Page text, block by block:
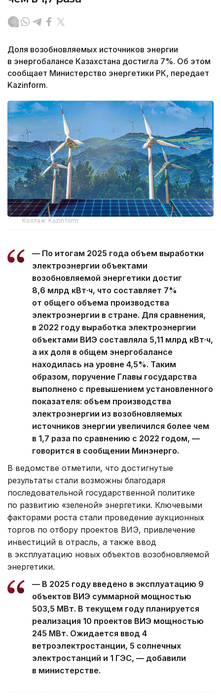
Доля возобновляемых источников энергии
в энергобалансе Казахстана достигла 7%. Об этом
сообщает Министерство энергетики РК, передает
Kazinform.
Коллаж: Kazinform
— По итогам 2025 года объем выработки
электроэнергии объектами
возобновляемой энергетики достиг
8,6 млрд кВт·ч, что составляет 7%
от общего объема производства
электроэнергии в стране. Для сравнения,
в 2022 году выработка электроэнергии
объектами ВИЭ составляла 5,11 млрд кВт·ч,
а их доля в общем энергобалансе
находилась на уровне 4,5%. Таким
образом, поручение Главы государства
выполнено с превышением установленного
показателя: объем производства
электроэнергии из возобновляемых
источников энергии увеличился более чем
в 1,7 раза по сравнению с 2022 годом, —
говорится в сообщении Минэнерго.
В ведомстве отметили, что достигнутые
результаты стали возможны благодаря
последовательной государственной политике
по развитию «зеленой» энергетики. Ключевыми
факторами роста стали проведение аукционных
торгов по отбору проектов ВИЭ, привлечение
инвестиций в отрасль, а также ввод
в эксплуатацию новых объектов возобновляемой
энергетики.
— В 2025 году введено в эксплуатацию 9
объектов ВИЭ суммарной мощностью
503,5 МВт. В текущем году планируется
реализация 10 проектов ВИЭ мощностью
245 МВт. Ожидается ввод 4
ветроэлектростанции, 5 солнечных
электростанций и 1 ГЭС, — добавили
в министерстве.